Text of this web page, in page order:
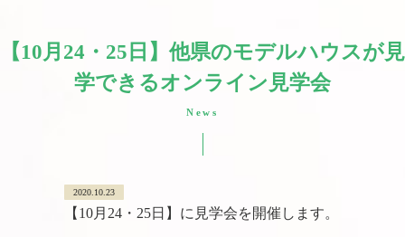
【10月24・25日】他県のモデルハウスが見
学できるオンライン見学会
News
2020.10.23
【10月24・25日】に見学会を開催します。